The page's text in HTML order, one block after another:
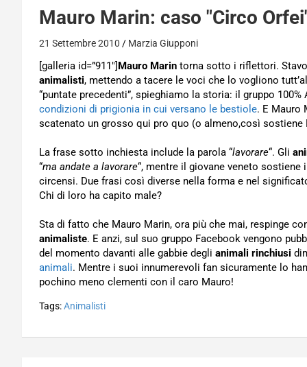
Mauro Marin: caso "Circo
21 Settembre 2010 Marzia Giupponi
[galleria id=”911″]Mauro Marin torna sotto i riflettori.
animalisti, mettendo a tacere le voci che lo vogliono
“puntate precedenti”, spieghiamo la storia: il gruppo
condizioni di prigionia in cui versano le bestiole. E Mauro
scatenato un grosso qui pro quo (o almeno,così
La frase sotto inchiesta include la parola “lavorare“. Gli
“ma andate a lavorare“, mentre il giovane veneto sostiene
circensi. Due frasi così diverse nella forma e nel
Chi di loro ha capito male?
Sta di fatto che Mauro Marin, ora più che mai, respinge
animaliste. E anzi, sul suo gruppo Facebook vengono
del momento davanti alle gabbie degli animali rinchiusi
animali. Mentre i suoi innumerevoli fan sicuramente lo
pochino meno clementi con il caro Mauro!
Tags:Animalisti